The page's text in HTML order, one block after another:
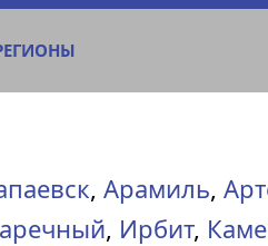
, Арамиль,
, Ирбит,